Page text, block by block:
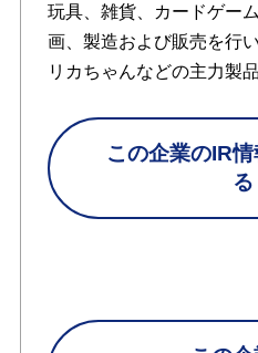
玩具、雑貨、カードゲー
画、製造および販売を行
リカちゃんなどの主力製
この企業のIR
る